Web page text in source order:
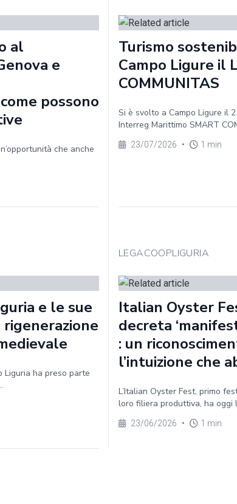
al
e
possono
che anche
Turismo
Campo Ligure il
COMMUNITAS
Si è svolto a Campo Ligure il
Interreg Marittimo SMART
23/07/2026 • 1 min
e le sue
Liguria ha preso parte
LEGACOOPLIGURIA
Italian Oyster
decreta
: un
l’intuizione che
L’Italian Oyster Fest, primo
loro filiera produttiva, ha oggi
23/06/2026 • 1 min